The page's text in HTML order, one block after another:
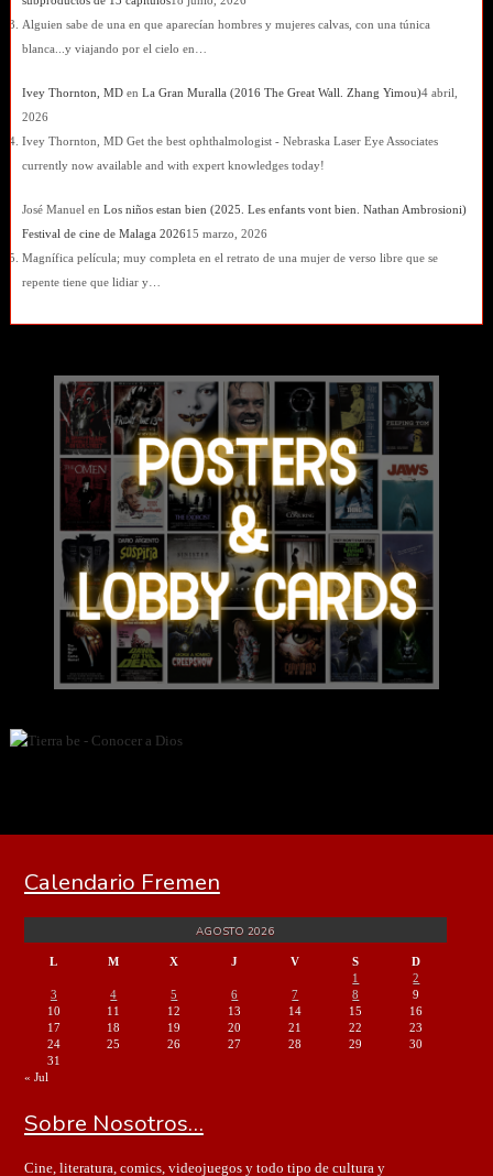
Alguien sabe de una en que aparecían hombres y mujeres calvas, con una túnica
blanca...y viajando por el cielo en…
Ivey Thornton, MDen La Gran Muralla (2016 The Great Wall. Zhang Yimou)4 abril,
2026
Ivey Thornton, MD Get the best ophthalmologist - Nebraska Laser Eye Associates
currently now available and with expert knowledges today!
José Manuel en Los niños estan bien (2025. Les enfants vont bien. Nathan Ambrosioni)
Festival de cine de Malaga 202615 marzo, 2026
Magnífica película; muy completa en el retrato de una mujer de verso libre que se
repente tiene que lidiar y…
Calendario Fremen
AGOSTO 2026
L M X J V S
D
1
2
3
4 5 6 7 8
9
10
11 12 13 14 15
16
17
18 19 20 21 22
23
24
25 26 27 28 29
30
31
« Jul
Sobre Nosotros…
Cine, literatura, comics, videojuegos y todo tipo de cultura y